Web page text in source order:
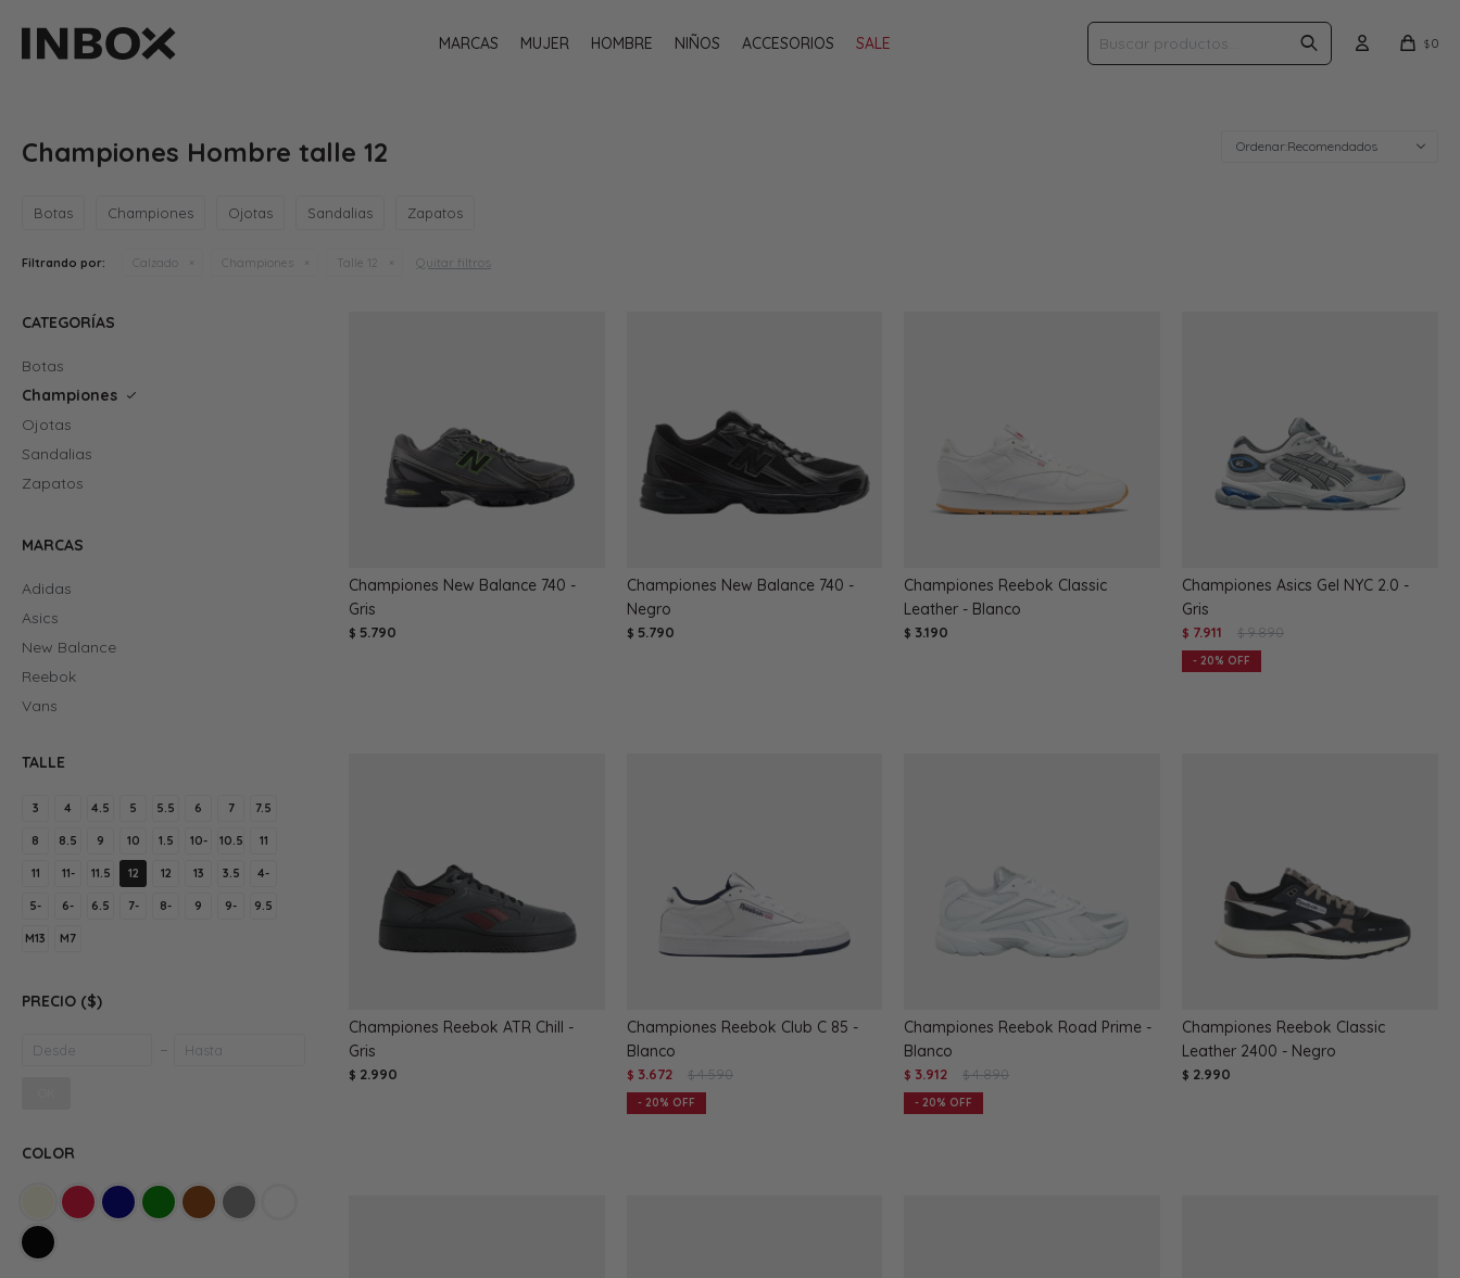
MARCAS MUJER HOMBRE NIÑOS ACCESORIOS SALE $0
Championes Hombre talle 12 Recomendados
Botas Championes Ojotas Sandalias Zapatos
Filtrando por: Calzado Championes Talle 12 Quitar filtros
Championes New Balance 740 -
Gris
$ 5.790
Championes New Balance 740 -
Negro
$ 5.790
Championes Reebok Classic
Leather - Blanco
$ 3.190
Championes Asics Gel NYC 2.0 -
Gris
$ 7.911 $ 9.890
20
Championes Reebok ATR Chill -
Gris
$ 2.990
Championes Reebok Club C 85 -
Blanco
$ 3.672 $ 4.590
20
Championes Reebok Road Prime -
Blanco
$ 3.912 $ 4.890
20
Championes Reebok Classic
Leather 2400 - Negro
$ 2.990
CATEGORÍAS
Botas
Championes
Ojotas
Sandalias
Zapatos
MARCAS
Adidas
Asics
New Balance
Reebok
Vans
TALLE
3 4 4.5 5 5.5 6 7 7.5
8 8.5 9 10 1.5 10- 10.5 11
11 11- 11.5 12 12 13 3.5 4-
5- 6- 6.5 7- 8- 9 9- 9.5
M13 M7
PRECIO ($)
COLOR